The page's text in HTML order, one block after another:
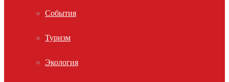
События
Туризм
Экология